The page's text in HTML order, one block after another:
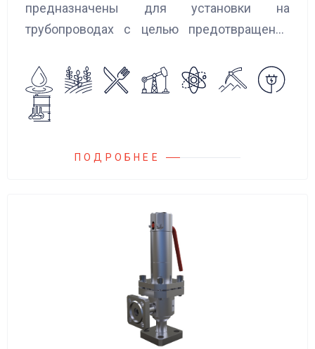
предназначены для установки на
трубопроводах с целью предотвращения
агрессивных жидкостей, эмульсий,
суспензий и пропуска их в прямом
направлении.
ПОДРОБНЕЕ